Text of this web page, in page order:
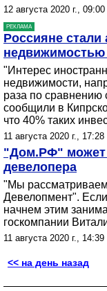
12 августа 2020 г., 09:00
РЕКЛАМА
Россияне стали
недвижимостью
"Интерес
недвижимости,
раза по сравнению
сообщили в
что 40% таких
11 августа 2020 г., 17:28
"Дом.РФ" может
девелопера
"Мы
Девелопмент".
начнем этим
госкомпании
11 августа 2020 г., 14:39
<< на день назад